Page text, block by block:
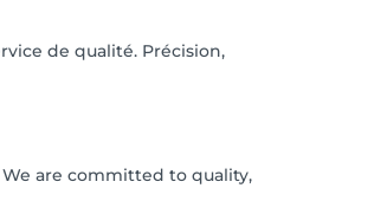
de qualité. Précision,
are committed to quality,